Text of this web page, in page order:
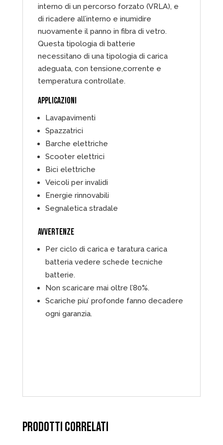
interno di un percorso forzato (VRLA), e
di ricadere all’interno e inumidire
nuovamente il panno in fibra di vetro.
Questa tipologia di batterie
necessitano di una tipologia di carica
adeguata, con tensione,corrente e
temperatura controllate.
APPLICAZIONI
Lavapavimenti
Spazzatrici
Barche elettriche
Scooter elettrici
Bici elettriche
Veicoli per invalidi
Energie rinnovabili
Segnaletica stradale
AVVERTENZE
Per ciclo di carica e taratura carica
batteria vedere schede tecniche
batterie.
Non scaricare mai oltre l’80%.
Scariche piu’ profonde fanno decadere
ogni garanzia.
PRODOTTI CORRELATI